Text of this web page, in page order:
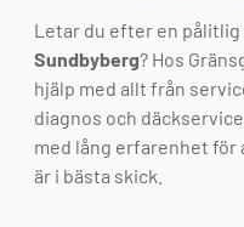
Letar du efter en pålitlig
Sundbyberg? Hos
hjälp med allt från
diagnos och
med lång erfarenhet
är i bästa skick.